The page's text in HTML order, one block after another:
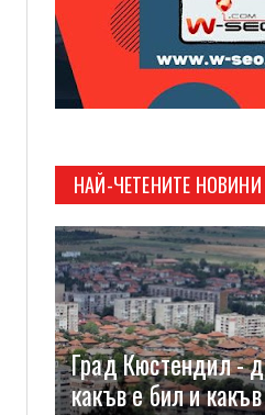
НАЙ-ЧЕТЕНИТЕ НОВИНИ
Град Кюстендил -
какъв е бил и